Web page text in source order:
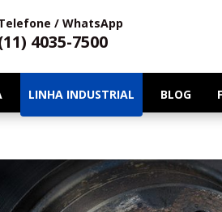
/ WhatsApp
4035-7500
LINHA INDUSTRIAL BLOG